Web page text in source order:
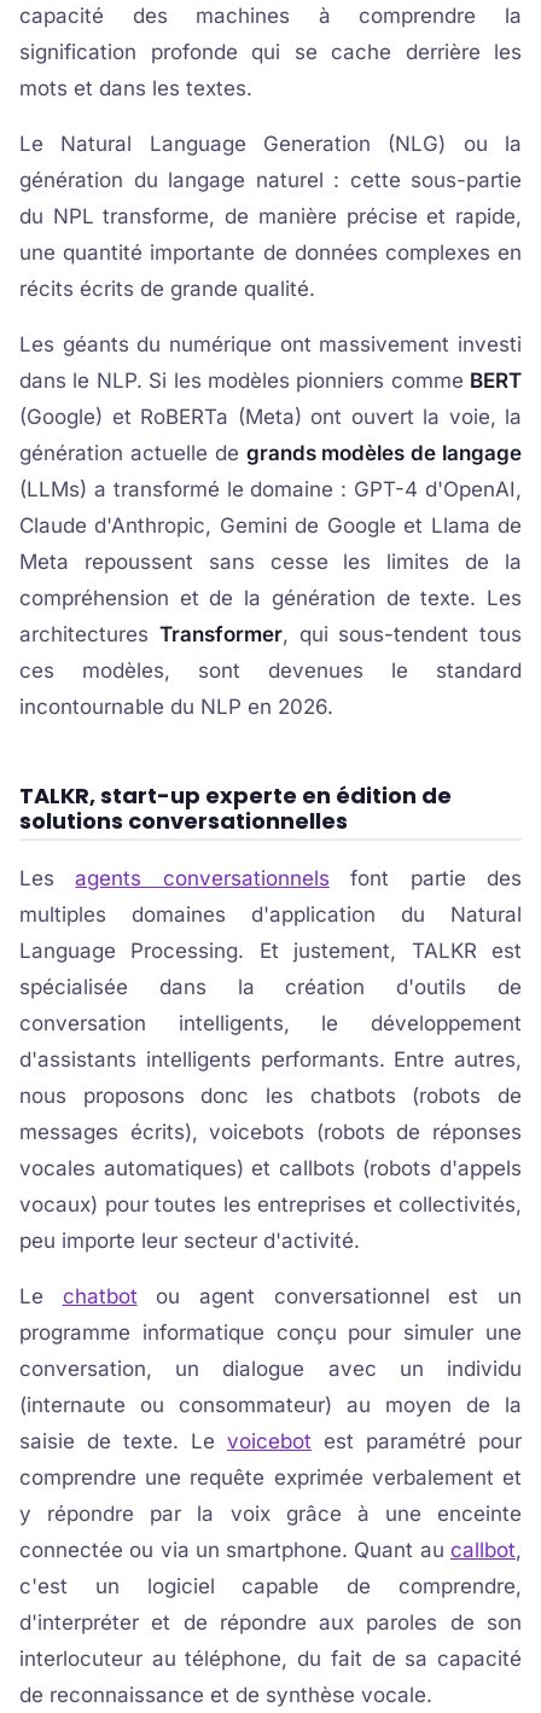
capacité des machines à comprendre la
signification profonde qui se cache derrière les
mots et dans les textes.
Le Natural Language Generation (NLG) ou la
génération du langage naturel : cette sous-partie
du NPL transforme, de manière précise et rapide,
une quantité importante de données complexes en
récits écrits de grande qualité.
Les géants du numérique ont massivement investi
dans le NLP. Si les modèles pionniers comme BERT
(Google) et RoBERTa (Meta) ont ouvert la voie, la
génération actuelle de grands modèles de langage
(LLMs) a transformé le domaine : GPT-4 d'OpenAI,
Claude d'Anthropic, Gemini de Google et Llama de
Meta repoussent sans cesse les limites de la
compréhension et de la génération de texte. Les
architectures Transformer, qui sous-tendent tous
ces modèles, sont devenues le standard
incontournable du NLP en 2026.
TALKR, start-up experte en édition de
solutions conversationnelles
Lesagents conversationnels font partie des
multiples domaines d'application du Natural
Language Processing. Et justement, TALKR est
spécialisée dans la création d'outils de
conversation intelligents, le développement
d'assistants intelligents performants. Entre autres,
nous proposons donc les chatbots (robots de
messages écrits), voicebots (robots de réponses
vocales automatiques) et callbots (robots d'appels
vocaux) pour toutes les entreprises et collectivités,
peu importe leur secteur d'activité.
Le chatbot ou agent conversationnel est un
programme informatique conçu pour simuler une
conversation, un dialogue avec un individu
(internaute ou consommateur) au moyen de la
saisie de texte. Le voicebot est paramétré pour
comprendre une requête exprimée verbalement et
y répondre par la voix grâce à une enceinte
connectée ou via un smartphone. Quant au callbot,
c'est un logiciel capable de comprendre,
d'interpréter et de répondre aux paroles de son
interlocuteur au téléphone, du fait de sa capacité
de reconnaissance et de synthèse vocale.